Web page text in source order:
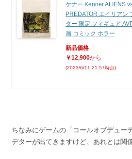
ケナー Kenner ALIENS
PREDATOR エイリアン
ター 限定 フィギュア
画 コミック ホラー
新品価格
￥12,900から
(2023/6/11 21:57時点)
ちなみにゲームの「コールオブデュー
デターが出てきますけど、あれとは関